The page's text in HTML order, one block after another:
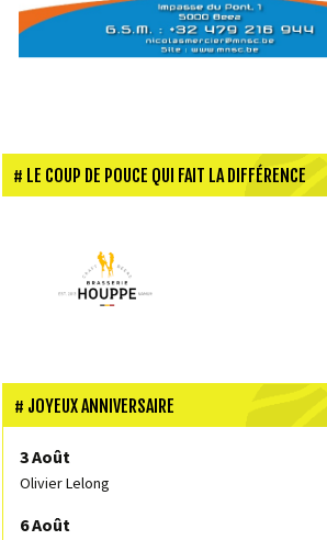
LE COUP DE POUCE QUI FAIT LA DIFFÉRENCE
JOYEUX ANNIVERSAIRE
3 Août
Olivier Lelong
6 Août